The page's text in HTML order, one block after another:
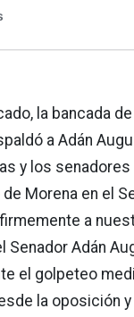
la bancada
a Adán
y los
Morena en el
a
Senador Adán
el golpeteo
la oposición